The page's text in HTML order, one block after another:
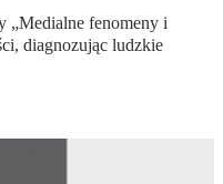
„Medialne fenomeny i
diagnozując ludzkie